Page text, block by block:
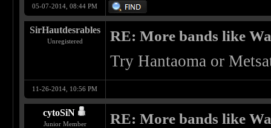
05-07-2014, 08:44 PM
SirHautdesrables
Unregistered RE: More bands like
Try Hantaoma or
11-26-2014, 10:56 PM
cytoSiN
Junior Member RE: More bands like